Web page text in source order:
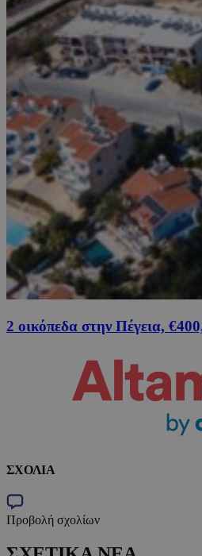
2 οικόπεδα στην Πέγεια,
ΣΧΟΛΙΑ
Προβολή σχολίων